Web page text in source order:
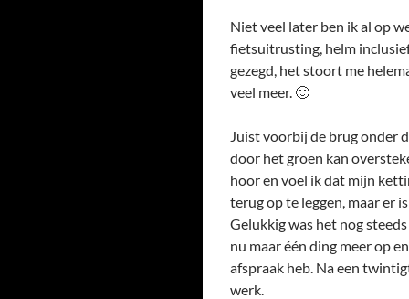
Niet veel later ben ik al op
fietsuitrusting, helm
gezegd, het stoort me
veel meer. 🙂
Juist voorbij de brug onder
door het groen kan
hoor en voel ik dat mijn
terug op te leggen, maar er
Gelukkig was het nog
nu maar één ding meer op
afspraak heb. Na een
werk.